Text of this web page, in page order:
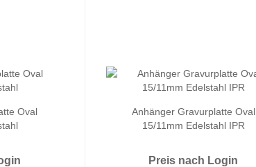
Oval
Anhänger Gravurplatte Oval
15/11mm Edelstahl IPR
Preis nach Login